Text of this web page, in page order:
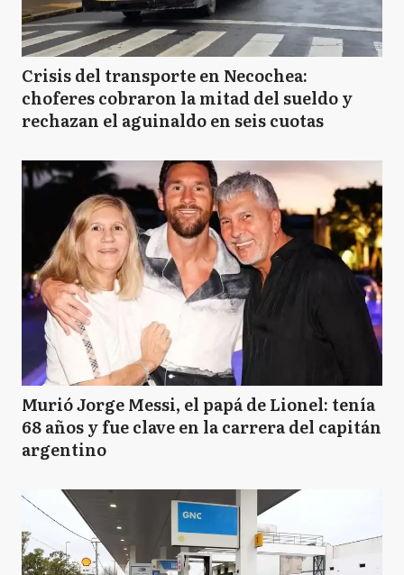
Crisis del transporte en Necochea:
choferes cobraron la mitad del sueldo y
rechazan el aguinaldo en seis cuotas
Murió Jorge Messi, el papá de Lionel: tenía
68 años y fue clave en la carrera del capitán
argentino